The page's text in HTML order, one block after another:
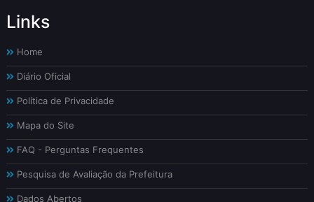
Links
Home
Diário Oficial
Política de Privacidade
Mapa do Site
FAQ - Perguntas Frequentes
Pesquisa de Avaliação da Prefeitura
Dados Abertos